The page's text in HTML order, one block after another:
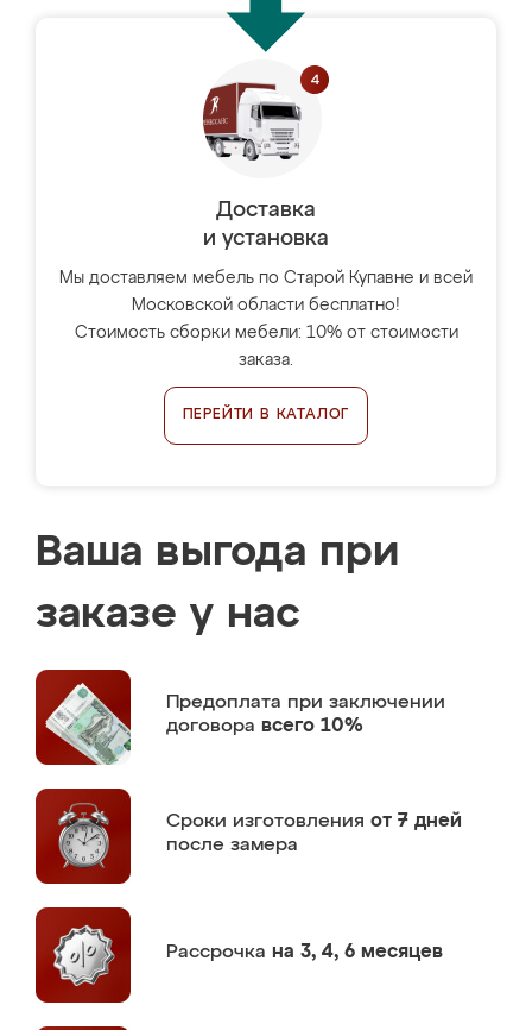
Доставка
и установка
Мы доставляем мебель по Старой Купавне и всей
Московской области бесплатно!
Стоимость сборки мебели: 10% от стоимости
заказа.
ПЕРЕЙТИ В КАТАЛОГ
Ваша выгода при
заказе у нас
Предоплата при заключении
договора всего 10%
Сроки изготовления от 7 дней
после замера
Рассрочка на 3, 4, 6 месяцев